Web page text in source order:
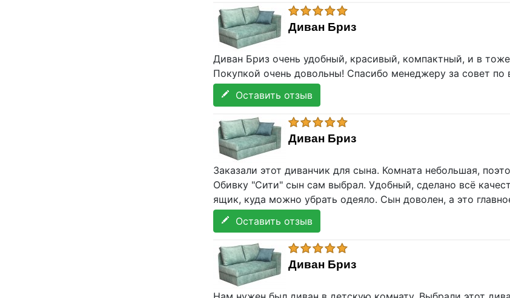
Диван Бриз
Диван Бриз очень удобный, красивый, компактный, и в
Покупкой очень довольны! Спасибо менеджеру за совет по
Оставить отзыв
Диван Бриз
Заказали этот диванчик для сына. Комната небольшая,
Обивку "Сити" сын сам выбрал. Удобный, сделано всё
ящик, куда можно убрать одеяло. Сын доволен, а это
Оставить отзыв
Диван Бриз